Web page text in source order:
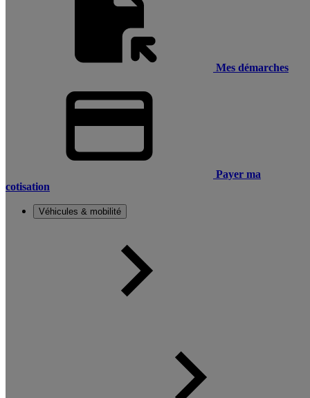
Mes démarches
Payer ma
cotisation
Véhicules & mobilité